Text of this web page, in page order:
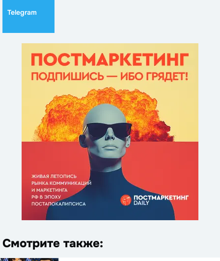
Telegram
Смотрите также: